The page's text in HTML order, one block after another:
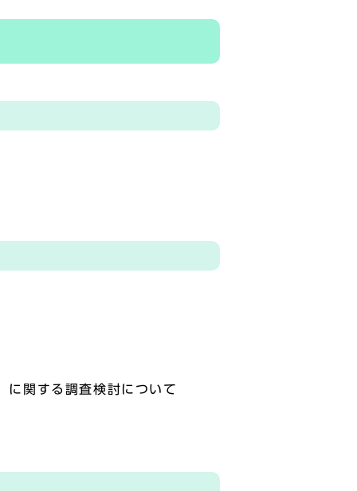
に関する調査検討について